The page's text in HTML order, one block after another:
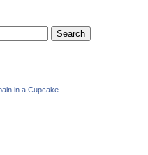
in a Cupcake